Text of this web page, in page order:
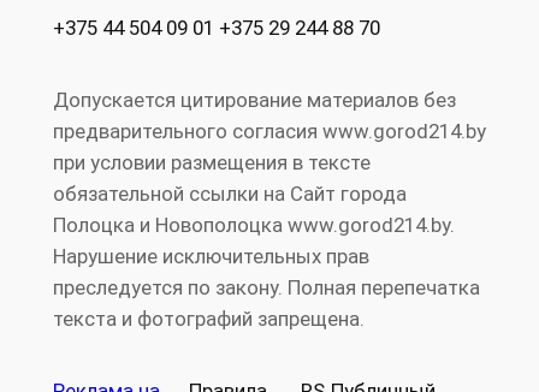
+375 44 504 09 01 +375 29 244 88 70
Допускается цитирование материалов без
предварительного согласия www.gorod214.by
при условии размещения в тексте
обязательной ссылки на Сайт города
Полоцка и Новополоцка www.gorod214.by.
Нарушение исключительных прав
преследуется по закону. Полная перепечатка
текста и фотографий запрещена.